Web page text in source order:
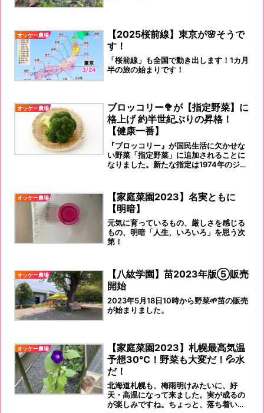
オッケー農場
【2025桜前線】東京が🌸そうで
す！
「桜前線」も全国で動き出します！1カ月
半の旅の始まりです！
オッケー農場
ブロッコリー🥦が【指定野菜】に
格上げ 約半世紀ぶりの昇格！
【健康一番】
『ブロッコリー』が国民生活に欠かせな
い野菜「指定野菜」に追加されることに
なりました。新たな指定は1974年のジャ
オッケー農場
【家庭菜園2023】名実ともに
【明暗】
元気に育っているもの、厳しさを感じる
もの、明暗「人生、いろいろ」を思う次
第！
オッケー農場
【八紘学園】苗2023年版⑤販売
開始
2023年5月18日10時から野菜🌱苗の販売
が始まりました。
オッケー農場
【家庭菜園2023】札幌最高気温
予想30℃！野菜も大変だ！💦水
だ！
北海道札幌も、梅雨明けみたいに、好
天・高温になって来ました。実が成るの
が楽しみですね。ちょっと、落ち着いて